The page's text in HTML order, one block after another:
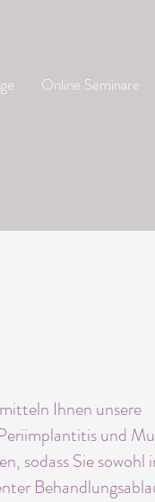
Online Seminare
Ihnen unsere
und
sodass Sie sowohl